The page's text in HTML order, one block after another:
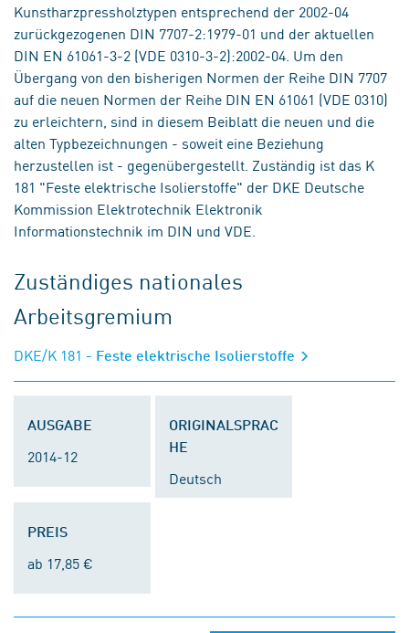
Kunstharzpressholztypen entsprechend der 2002-04
zurückgezogenen DIN 7707-2:1979-01 und der aktuellen
DIN EN 61061-3-2 (VDE 0310-3-2):2002-04. Um den
Übergang von den bisherigen Normen der Reihe DIN 7707
auf die neuen Normen der Reihe DIN EN 61061 (VDE 0310)
zu erleichtern, sind in diesem Beiblatt die neuen und die
alten Typbezeichnungen - soweit eine Beziehung
herzustellen ist - gegenübergestellt. Zuständig ist das K
181 "Feste elektrische Isolierstoffe" der DKE Deutsche
Kommission Elektrotechnik Elektronik
Informationstechnik im DIN und VDE.
Zuständiges nationales
Arbeitsgremium
DKE/K 181 - Feste elektrische Isolierstoffe
AUSGABE
2014-12
ORIGINALSPRAC
HE
Deutsch
PREIS
ab 17,85 €